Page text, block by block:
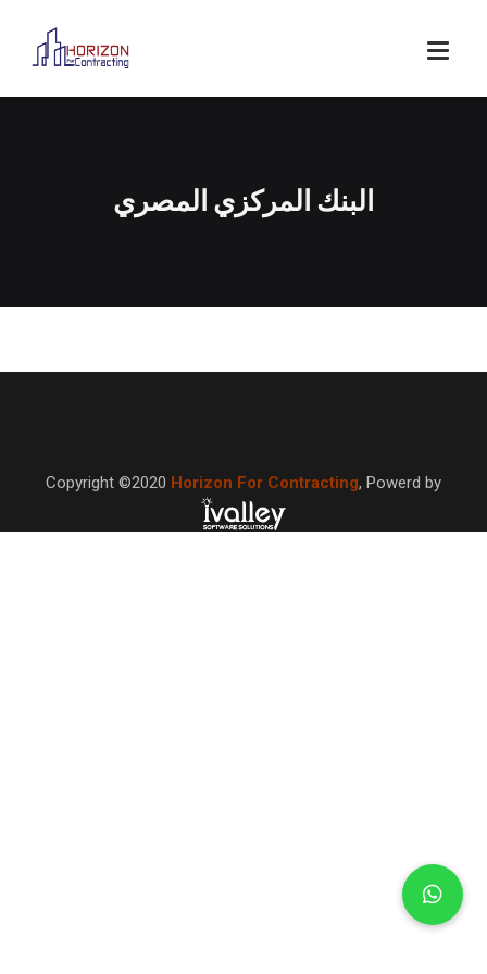
البنك المركزي المصري
Copyright ©2020 Horizon For Contracting, Powerd by